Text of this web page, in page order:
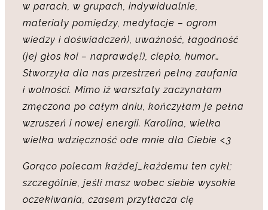
w parach, w grupach, indywidualnie,
materiały pomiędzy, medytacje – ogrom
wiedzy i doświadczeń), uważność, łagodność
(jej głos koi – naprawdę!), ciepło, humor…
Stworzyła dla nas przestrzeń pełną zaufania
i wolności. Mimo iż warsztaty zaczynałam
zmęczona po całym dniu, kończyłam je pełna
wzruszeń i nowej energii. Karolina, wielka
wielka wdzięczność ode mnie dla Ciebie <3
Gorąco polecam każdej_każdemu ten cykl;
szczególnie, jeśli masz wobec siebie wysokie
oczekiwania, czasem przytłacza cię